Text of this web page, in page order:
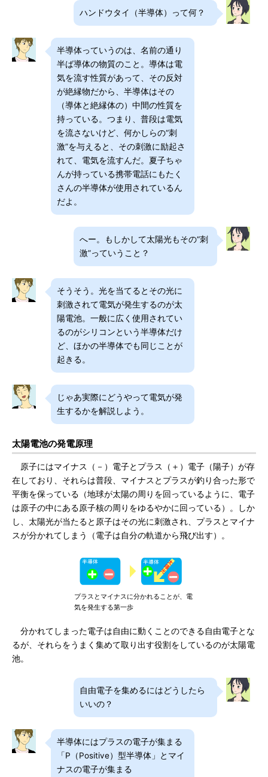
ハンドウタイ（半導体）って何？
半導体っていうのは、名前の通り
半ば導体の物質のこと。導体は電
気を流す性質があって、その反対
が絶縁物だから、半導体はその
（導体と絶縁体の）中間の性質を
持っている。つまり、普段は電気
を流さないけど、何かしらの“刺
激”を与えると、その刺激に励起さ
れて、電気を流すんだ。夏子ちゃ
んが持っている携帯電話にもたく
さんの半導体が使用されているん
だよ。
へー。もしかして太陽光もその“刺
激”っていうこと？
そうそう。光を当てるとその光に
刺激されて電気が発生するのが太
陽電池。一般に広く使用されてい
るのがシリコンという半導体だけ
ど、ほかの半導体でも同じことが
起きる。
じゃあ実際にどうやって電気が発
生するかを解説しよう。
太陽電池の発電原理
原子にはマイナス（－）電子とプラス（＋）電子（陽子）が存
在しており、それらは普段、マイナスとプラスが釣り合った形で
平衡を保っている（地球が太陽の周りを回っているように、電子
は原子の中にある原子核の周りをゆるやかに回っている）。しか
し、太陽光が当たると原子はその光に刺激され、プラスとマイナ
スが分かれてしまう（電子は自分の軌道から飛び出す）。
プラスとマイナスに分かれることが、電
気を発生する第一歩
分かれてしまった電子は自由に動くことのできる自由電子とな
るが、それらをうまく集めて取り出す役割をしているのが太陽電
池。
自由電子を集めるにはどうしたら
いいの？
半導体にはプラスの電子が集まる
「P（Positive）型半導体」とマイ
ナスの電子が集まる